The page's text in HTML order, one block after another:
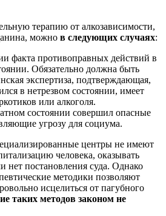
терапию от алкозависимости,
можно в следующих случаях:
факта противоправных действий в
Обязательно должна быть
экспертиза, подтверждающая,
в нетрезвом состоянии, имеет
или алкоголя.
состоянии совершил опасные
угрозу для социума.
центры не имеют
человека, оказывать
нет постановления суда. Однако
методики позволяют
исцелиться от пагубного
таких методов законом не